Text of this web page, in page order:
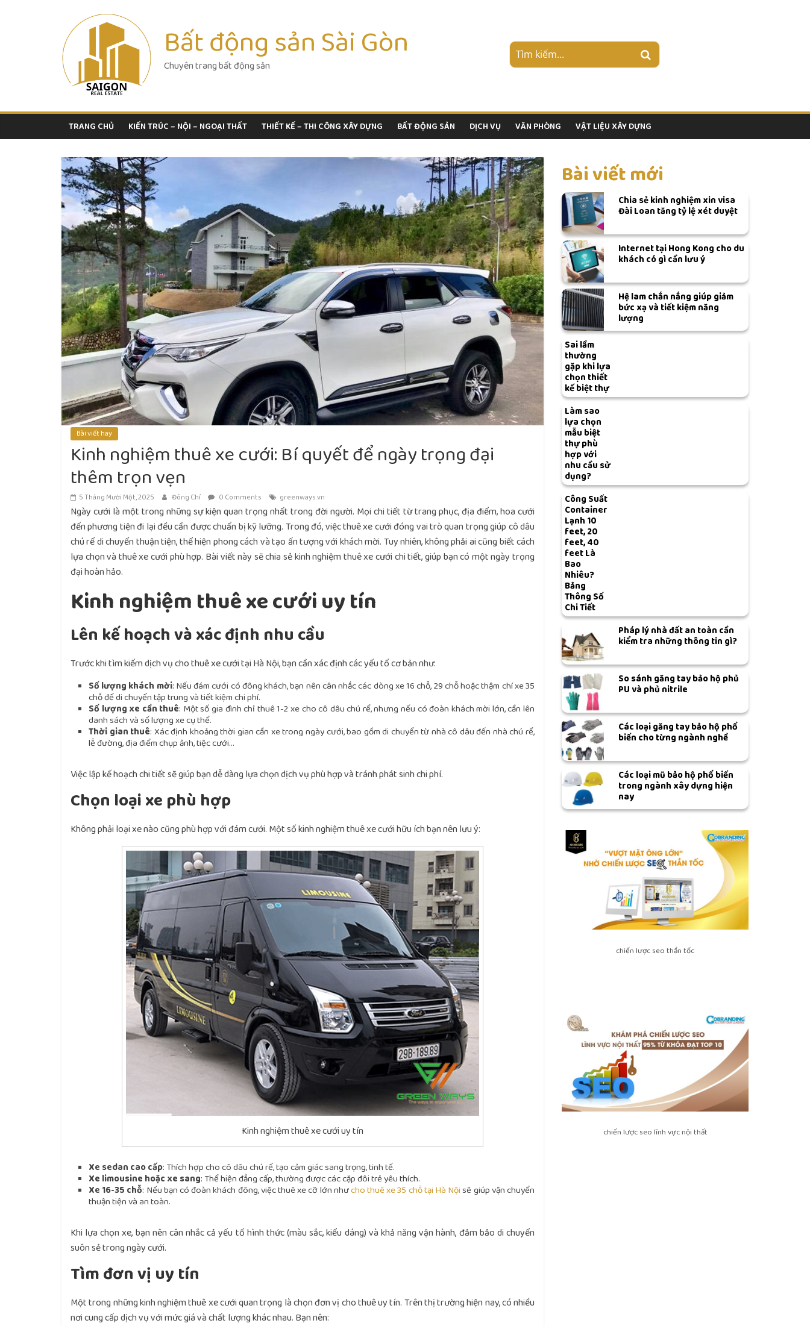
Bất động sản Sài Gòn
Chuyên trang bất động sản
TRANG CHỦ KIẾN TRÚC – NỘI – NGOẠI THẤT THIẾT KẾ – THI CÔNG XÂY DỰNG BẤT ĐỘNG SẢN DỊCH VỤ VĂN PHÒNG VẬT LIỆU XÂY DỰNG
Bài viết hay
Kinh nghiệm thuê xe cưới: Bí quyết để ngày trọng đại
thêm trọn vẹn
5 Tháng Mười Một, 2025 Đông Chí 0 Comments greenways.vn
Ngày cưới là một trong những sự kiện quan trọng nhất trong đời người. Mọi chi tiết từ trang phục, địa điểm, hoa cưới
đến phương tiện đi lại đều cần được chuẩn bị kỹ lưỡng. Trong đó, việc thuê xe cưới đóng vai trò quan trọng giúp cô dâu
chú rể di chuyển thuận tiện, thể hiện phong cách và tạo ấn tượng với khách mời. Tuy nhiên, không phải ai cũng biết cách
lựa chọn và thuê xe cưới phù hợp. Bài viết này sẽ chia sẻ kinh nghiệm thuê xe cưới chi tiết, giúp bạn có một ngày trọng
đại hoàn hảo.
Kinh nghiệm thuê xe cưới uy tín
Lên kế hoạch và xác định nhu cầu
Trước khi tìm kiếm dịch vụ cho thuê xe cưới tại Hà Nội, bạn cần xác định các yếu tố cơ bản như:
Số lượng khách mời: Nếu đám cưới có đông khách, bạn nên cân nhắc các dòng xe 16 chỗ, 29 chỗ hoặc thậm chí xe 35
chỗ để di chuyển tập trung và tiết kiệm chi phí.
Số lượng xe cần thuê: Một số gia đình chỉ thuê 1-2 xe cho cô dâu chú rể, nhưng nếu có đoàn khách mời lớn, cần lên
danh sách và số lượng xe cụ thể.
Thời gian thuê: Xác định khoảng thời gian cần xe trong ngày cưới, bao gồm di chuyển từ nhà cô dâu đến nhà chú rể,
lễ đường, địa điểm chụp ảnh, tiệc cưới…
Việc lập kế hoạch chi tiết sẽ giúp bạn dễ dàng lựa chọn dịch vụ phù hợp và tránh phát sinh chi phí.
Chọn loại xe phù hợp
Không phải loại xe nào cũng phù hợp với đám cưới. Một số kinh nghiệm thuê xe cưới hữu ích bạn nên lưu ý:
Kinh nghiệm thuê xe cưới uy tín
Xe sedan cao cấp: Thích hợp cho cô dâu chú rể, tạo cảm giác sang trọng, tinh tế.
Xe limousine hoặc xe sang: Thể hiện đẳng cấp, thường được các cặp đôi trẻ yêu thích.
Xe 16-35 chỗ: Nếu bạn có đoàn khách đông, việc thuê xe cỡ lớn nhưcho thuê xe 35 chỗ tại Hà Nội sẽ giúp vận chuyển
thuận tiện và an toàn.
Khi lựa chọn xe, bạn nên cân nhắc cả yếu tố hình thức (màu sắc, kiểu dáng) và khả năng vận hành, đảm bảo di chuyển
suôn sẻ trong ngày cưới.
Tìm đơn vị uy tín
Một trong những kinh nghiệm thuê xe cưới quan trọng là chọn đơn vị cho thuê uy tín. Trên thị trường hiện nay, có nhiều
nơi cung cấp dịch vụ với mức giá và chất lượng khác nhau. Bạn nên:
Bài viết mới
Chia sẻ kinh nghiệm xin visa
Đài Loan tăng tỷ lệ xét duyệt
Internet tại Hong Kong cho du
khách có gì cần lưu ý
Hệ lam chắn nắng giúp giảm
bức xạ và tiết kiệm năng
lượng
Sai lầm
thường
gặp khi lựa
chọn thiết
kế biệt thự
Làm sao
lựa chọn
mẫu biệt
thự phù
hợp với
nhu cầu sử
dụng?
Công Suất
Container
Lạnh 10
feet, 20
feet, 40
feet Là
Bao
Nhiêu?
Bảng
Thông Số
Chi Tiết
Pháp lý nhà đất an toàn cần
kiểm tra những thông tin gì?
So sánh găng tay bảo hộ phủ
PU và phủ nitrile
Các loại găng tay bảo hộ phổ
biến cho từng ngành nghề
Các loại mũ bảo hộ phổ biến
trong ngành xây dựng hiện
nay
chiến lược seo thần tốc
chiến lược seo lĩnh vực nội thất